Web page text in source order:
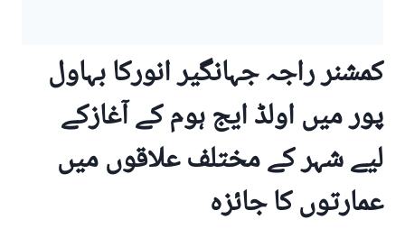
کمشنر راجہ جہانگیر انورکا بہاول
پور میں اولڈ ایج ہوم کے آغازکے
لیے شہر کے مختلف علاقوں میں
عمارتوں کا جائزہ